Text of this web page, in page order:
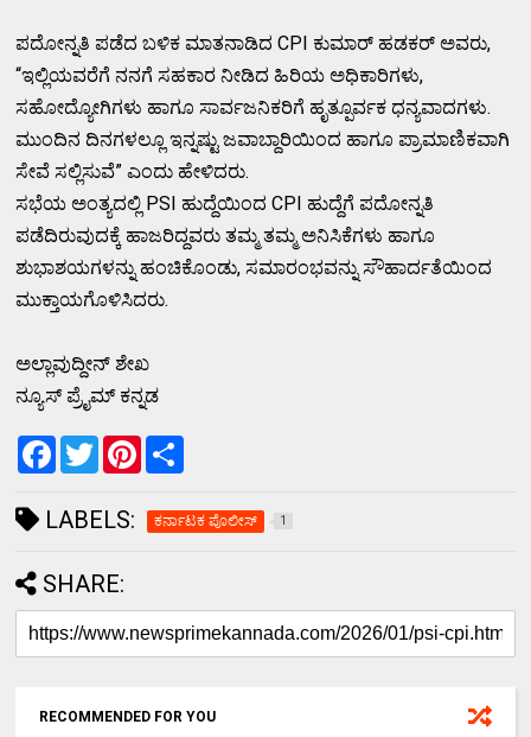
ಪದೋನ್ನತಿ ಪಡೆದ ಬಳಿಕ ಮಾತನಾಡಿದ CPI ಕುಮಾರ್ ಹಡಕರ್ ಅವರು,
“ಇಲ್ಲಿಯವರೆಗೆ ನನಗೆ ಸಹಕಾರ ನೀಡಿದ ಹಿರಿಯ ಅಧಿಕಾರಿಗಳು,
ಸಹೋದ್ಯೋಗಿಗಳು ಹಾಗೂ ಸಾರ್ವಜನಿಕರಿಗೆ ಹೃತ್ಪೂರ್ವಕ ಧನ್ಯವಾದಗಳು.
ಮುಂದಿನ ದಿನಗಳಲ್ಲೂ ಇನ್ನಷ್ಟು ಜವಾಬ್ದಾರಿಯಿಂದ ಹಾಗೂ ಪ್ರಾಮಾಣಿಕವಾಗಿ
ಸೇವೆ ಸಲ್ಲಿಸುವೆ” ಎಂದು ಹೇಳಿದರು.
ಸಭೆಯ ಅಂತ್ಯದಲ್ಲಿ PSI ಹುದ್ದೆಯಿಂದ CPI ಹುದ್ದೆಗೆ ಪದೋನ್ನತಿ
ಪಡೆದಿರುವುದಕ್ಕೆ ಹಾಜರಿದ್ದವರು ತಮ್ಮ ತಮ್ಮ ಅನಿಸಿಕೆಗಳು ಹಾಗೂ
ಶುಭಾಶಯಗಳನ್ನು ಹಂಚಿಕೊಂಡು, ಸಮಾರಂಭವನ್ನು ಸೌಹಾರ್ದತೆಯಿಂದ
ಮುಕ್ತಾಯಗೊಳಿಸಿದರು.
ಅಲ್ಲಾವುದ್ದೀನ್ ಶೇಖ
ನ್ಯೂಸ್ ಪ್ರೈಮ್ ಕನ್ನಡ
F
b
k
T
w
t
P
e
LABELS: ಕರ್ನಾಟಕ ಪೊಲೀಸ್ 1
SHARE:
RECOMMENDED FOR YOU